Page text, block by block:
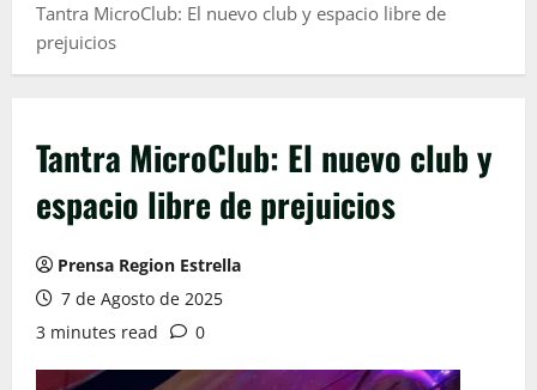
Tantra MicroClub: El nuevo club y espacio libre de
prejuicios
Tantra MicroClub: El nuevo club y
espacio libre de prejuicios
Prensa Region Estrella
7 de Agosto de 2025
3 minutes read
0